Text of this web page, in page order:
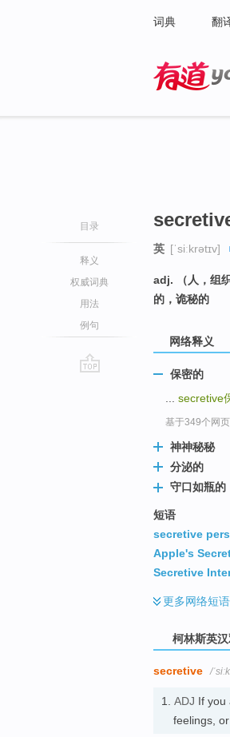
词典 翻
目录
释义
权威词典
用法
例句
英 [ˈsiːkrətɪv]
adj. （人，组
的，诡秘的
网络释义
保密的
secretive
基于349个网页
神神秘秘
分泌的
守口如瓶的
短语
secretive
Apple's
Secretive
更多网络短语
柯林斯英
secretive /
1. ADJ If you
feelings,